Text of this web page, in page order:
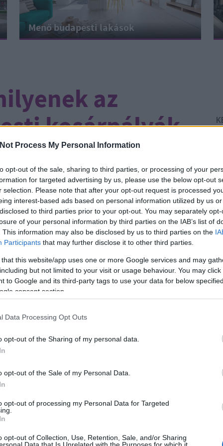
Process My Personal Information
opt-out of the sale, sharing to third parties, or processing of your
for targeted advertising by us, please use the below opt-out
selection. Please note that after your opt-out request is processed
interest-based ads based on personal information utilized by us
to third parties prior to your opt-out. You may separately
of your personal information by third parties on the IAB’s list of
This information may also be disclosed by us to third parties on the
Participants that may further disclose it to other third parties.
that this website/app uses one or more Google services and may
but not limited to your visit or usage behaviour. You may
to Google and its third-party tags to use your data for below
consent section.
Data Processing Opt Outs
opt-out of the Sharing of my personal data.
opt-out of the Sale of my Personal Data.
opt-out of processing my Personal Data for Targeted
opt-out of Collection, Use, Retention, Sale, and/or Sharing
Menő budapesti lakások
az
kosárpályák
hogy a fővárosban a focizó gyerekcsapatok
a kosarazó társaságok, akik mindenféle
szép számmal mutatják meg: a sportnak
is. Találkozhatunk olyannal, hogy egyetlen
17 Comments
utolsó koraőszi
CÍMKÉK:SZABADTÉR